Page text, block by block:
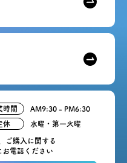
ご購入に関する
お電話ください
時間 AM9:30 - PM6:30
休 水曜・第一火曜